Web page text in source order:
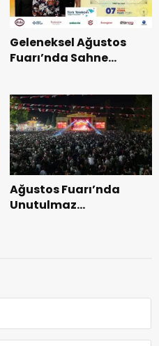
Geleneksel Ağustos
Fuarı’nda Sahne
Ağustos Fuarı’nda
Unutulmaz